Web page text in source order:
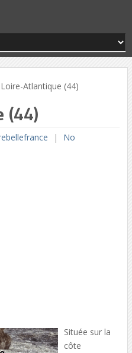
Atlantique (44)
(44)
No
Située sur la
côte